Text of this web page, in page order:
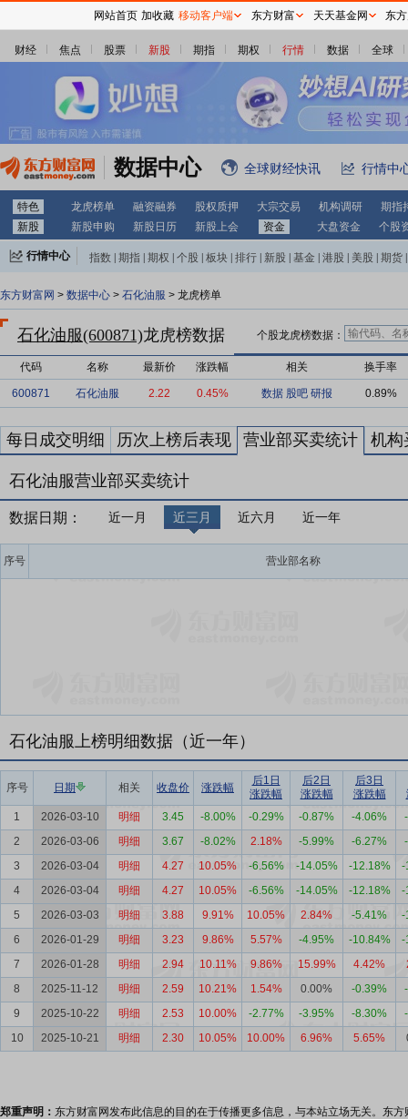
财经 焦点 股票 新股 期指 期权 行情 数据 全球
数据中心 全球财经快讯 行情中
特色 龙虎榜单 融资融券 股权质押 大宗交易 机构调研
期指
新股
新股申购 新股日历 新股上会 资金 大盘资金 个股
行情中心 指数 期指 期权 个股 板块 排行 新股 基金 港股 美股 期货
东方财富网 > 数据中心 > 石化油服 > 龙虎榜单
石化油服(600871)龙虎榜数据 个股龙虎榜数据：
代码 名称 最新价 涨跌幅 相关 换手率
600871 石化油服 2.22 0.45% 数据 股吧 研报 0.89%
每日成交明细 历次上榜后表现 营业部买卖统计 机构
石化油服营业部买卖统计
数据日期： 近一月 近三月 近六月 近一年
序号 营业部名称
石化油服上榜明细数据（近一年）
序号 日期 相关 收盘价 涨跌幅
后1日
涨跌幅
后2日
涨跌幅
后3日
涨跌幅
1
2026-03-10 明细 3.45 -8.00% -0.29% -0.87% -4.06%
2
2026-03-06 明细 3.67 -8.02% 2.18% -5.99% -6.27%
3
2026-03-04 明细 4.27 10.05% -6.56% -14.05% -12.18%
-
4
2026-03-04 明细 4.27 10.05% -6.56% -14.05% -12.18%
-
5
2026-03-03 明细 3.88 9.91% 10.05% 2.84% -5.41%
-
6
2026-01-29 明细 3.23 9.86% 5.57% -4.95% -10.84%
-
7
2026-01-28 明细 2.94 10.11% 9.86% 15.99% 4.42%
8
2025-11-12 明细 2.59 10.21% 1.54% 0.00% -0.39%
9
2025-10-22 明细 2.53 10.00% -2.77% -3.95% -8.30%
10
2025-10-21 明细 2.30 10.05% 10.00% 6.96% 5.65%
郑重声明： 东方财富网发布此信息的目的在于传播更多信息，与本站立场无关。东
网站首页 加收藏 移动客户端 东方财富 天天基金网 东